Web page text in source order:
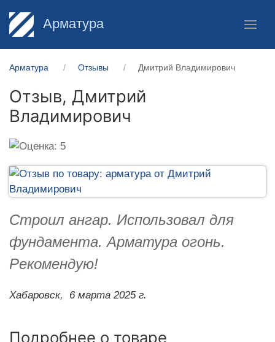
Арматура
Арматура Отзывы Дмитрий Владимирович
Отзыв, Дмитрий
Владимирович
Строил ангар. Использовал для
фундамента. Арматура огонь.
Рекомендую!
Хабаровск, 6 марта 2025 г.
Подробнее о товаре